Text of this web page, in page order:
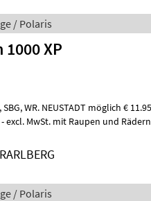
/ Polaris
XP
excl. MwSt. mit Raupen und Rädern 2
/ Polaris